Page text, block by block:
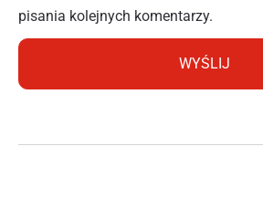
pisania kolejnych komentarzy.